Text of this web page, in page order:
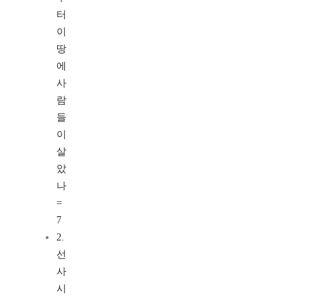
터
이
땅
에
사
람
들
이
살
았
나
=
7
2.
선
사
시